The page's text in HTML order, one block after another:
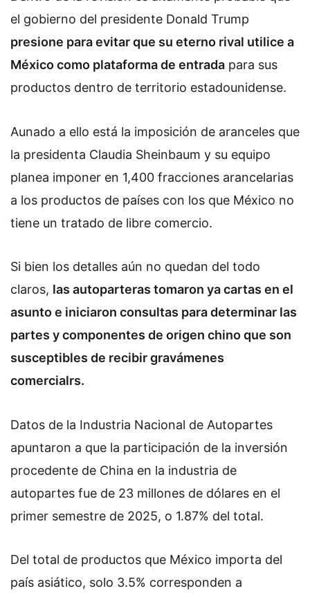
el gobierno del presidente Donald Trump
presione para evitar que su eterno rival utilice a
México como plataforma de entrada para sus
productos dentro de territorio estadounidense.
Aunado a ello está la imposición de aranceles que
la presidenta Claudia Sheinbaum y su equipo
planea imponer en 1,400 fracciones arancelarias
a los productos de países con los que México no
tiene un tratado de libre comercio.
Si bien los detalles aún no quedan del todo
claros, las autoparteras tomaron ya cartas en el
asunto e iniciaron consultas para determinar las
partes y componentes de origen chino que son
susceptibles de recibir gravámenes
comercialrs.
Datos de la Industria Nacional de Autopartes
apuntaron a que la participación de la inversión
procedente de China en la industria de
autopartes fue de 23 millones de dólares en el
primer semestre de 2025, o 1.87% del total.
Del total de productos que México importa del
país asiático, solo 3.5% corresponden a